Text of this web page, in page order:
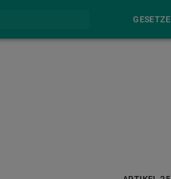
GESETZE